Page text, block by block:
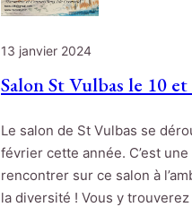
13 janvier 2024
Salon St Vulbas le 10
Le salon de St Vulbas se
février cette année. C’est
rencontrer sur ce salon à
la diversité ! Vous y